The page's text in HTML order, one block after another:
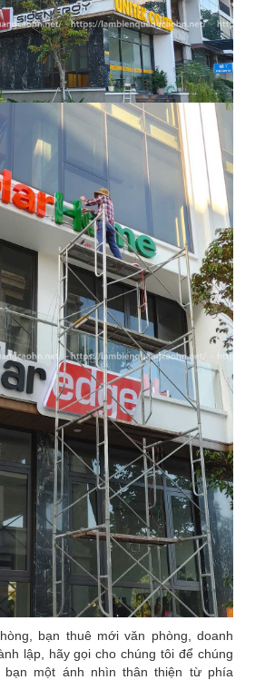
bạn thuê mới văn phòng, doanh
lập, hãy gọi cho chúng tôi để chúng
bạn một ánh nhìn thân thiện từ phía